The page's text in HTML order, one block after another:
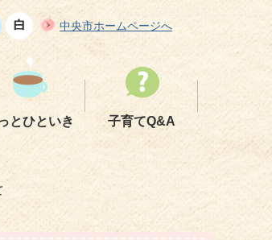
中央市ホームページへ
とひといき 子育てQ&A